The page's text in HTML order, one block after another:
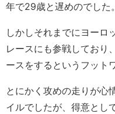
年で29歳と遅めのでした。
しかしそれまでにヨーロ
レースにも参戦しており
ースをするというフット
とにかく攻めの走りが心
イルでしたが、得意とし